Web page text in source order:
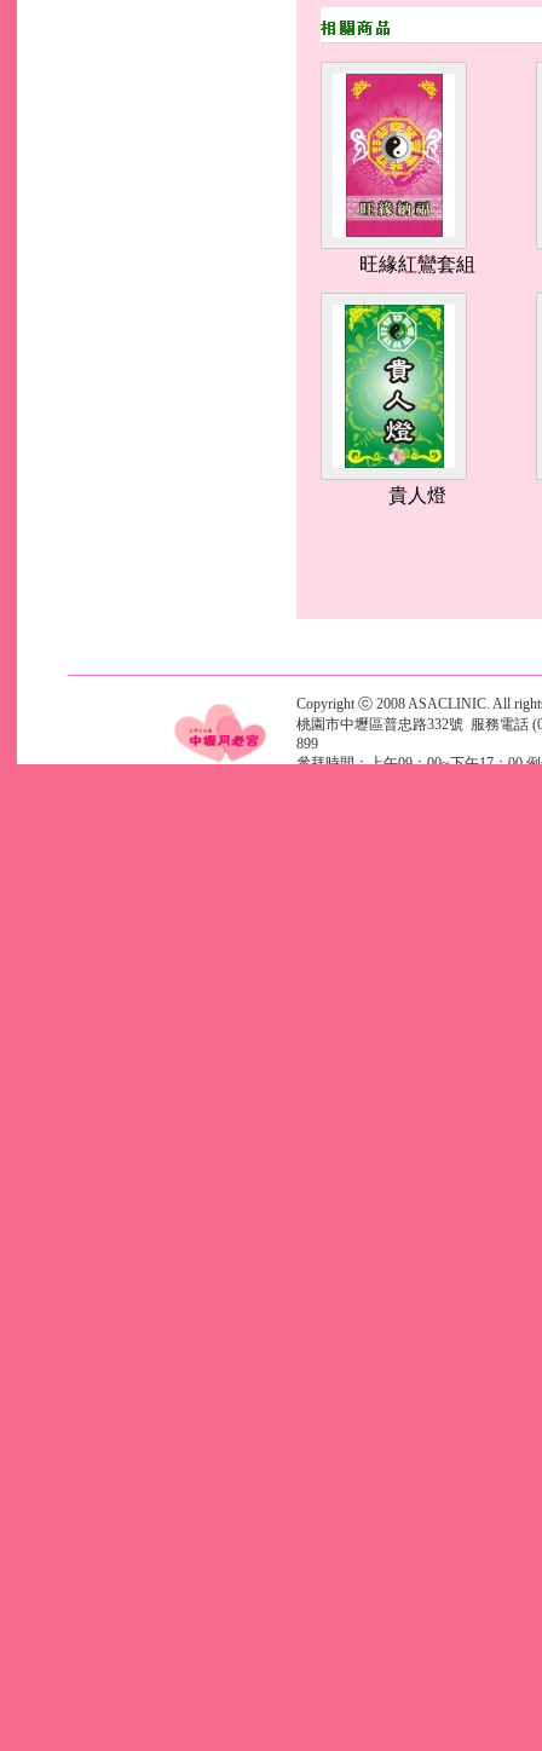
旺緣紅鸞套組
貴人燈
Copyright ⓒ 2008 ASACLINIC. All
桃園市中壢區普忠路332號 服務電話
899
參拜時間：上午09：00~下午17：00